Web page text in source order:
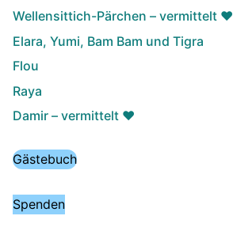
Wellensittich-Pärchen – vermittelt ♥️
Elara, Yumi, Bam Bam und Tigra
Flou
Raya
Damir – vermittelt ♥️
Gästebuch
Spenden